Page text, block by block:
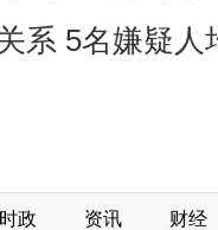
系 5名嫌疑人
时政 资讯 财经